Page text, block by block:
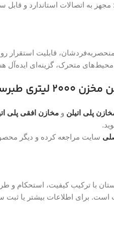
مجهز به اتصالات استاندارد و
قابلیت استقرار
متحرک، گزینه‌ای ایده‌آل
طبرستان
پلی اتیلن و مخازن افقی پلی
سایت مراجعه کرده و دیگر
طبرستان با ترکیب کیفیت،
است. برای اطلاعات بیشتر یا ثبت